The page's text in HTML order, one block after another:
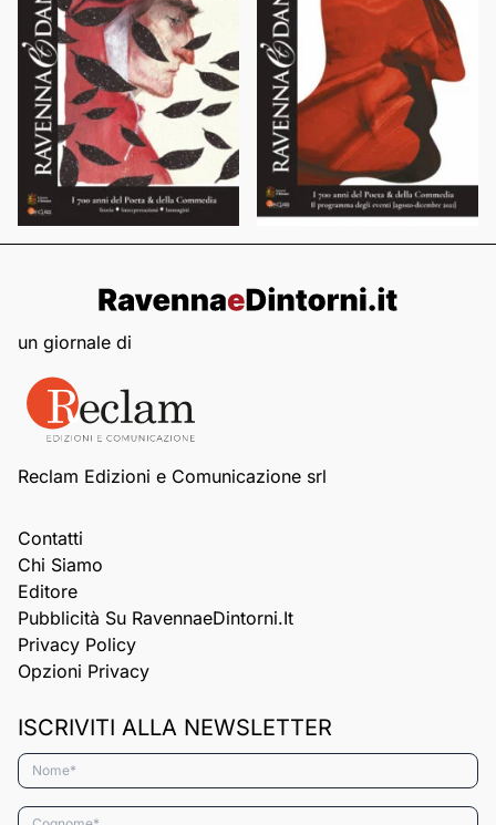
un giornale di
Reclam Edizioni e Comunicazione srl
Contatti
Chi Siamo
Editore
Pubblicità Su RavennaeDintorni.it
Privacy Policy
Opzioni Privacy
ISCRIVITI ALLA NEWSLETTER
Nome*
Cognome*